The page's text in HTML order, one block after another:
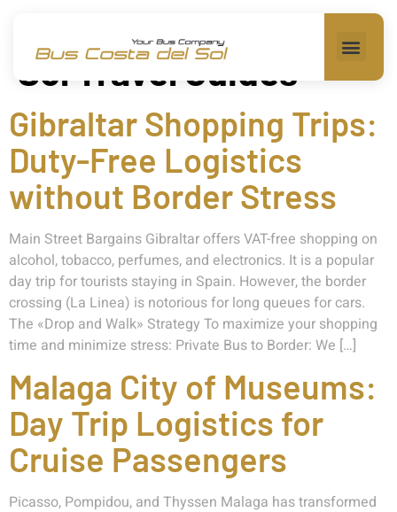
Categoría:Costa del
Sol Travel Guides
Gibraltar Shopping Trips:
Duty-Free Logistics
without Border Stress
Main Street Bargains Gibraltar offers VAT-free shopping on
alcohol, tobacco, perfumes, and electronics. It is a popular
day trip for tourists staying in Spain. However, the border
crossing (La Linea) is notorious for long queues for cars.
The «Drop and Walk» Strategy To maximize your shopping
time and minimize stress: Private Bus to Border: We […]
Malaga City of Museums:
Day Trip Logistics for
Cruise Passengers
Picasso, Pompidou, and Thyssen Malaga has transformed